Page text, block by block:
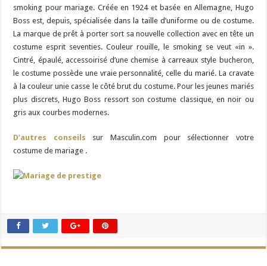
smoking pour mariage. Créée en 1924 et basée en Allemagne, Hugo
Boss est, depuis, spécialisée dans la taille d’uniforme ou de costume.
La marque de prêt à porter sort sa nouvelle collection avec en tête un
costume esprit seventies. Couleur rouille, le smoking se veut «in ».
Cintré, épaulé, accessoirisé d’une chemise à carreaux style bucheron,
le costume possède une vraie personnalité, celle du marié. La cravate
à la couleur unie casse le côté brut du costume. Pour les jeunes mariés
plus discrets, Hugo Boss ressort son costume classique, en noir ou
gris aux courbes modernes.
D’autres conseils
sur Masculin.com pour sélectionner votre
costume de mariage .